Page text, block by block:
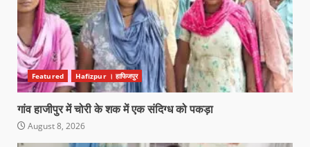
Featured Hafizpur । हाफिजपुर
गांव हाजीपुर में चोरी के शक में एक संदिग्ध को पकड़ा
August 8, 2026